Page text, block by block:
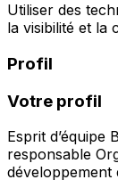
Utiliser des
la visibilité et la
Profil
Votre profil
Esprit d’équipe
responsable
développement